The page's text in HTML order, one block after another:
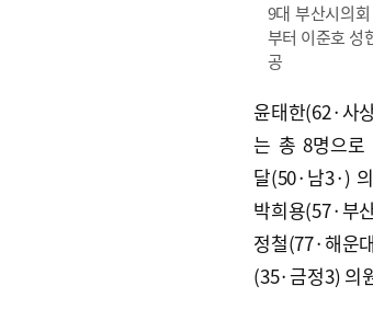
9대 부산시의
부터 이준호 성
공
윤태한(62·사
는 총 8명으로
달(50·남3·)
박희용(57·부
정철(77·해운
(35·금정3) 의